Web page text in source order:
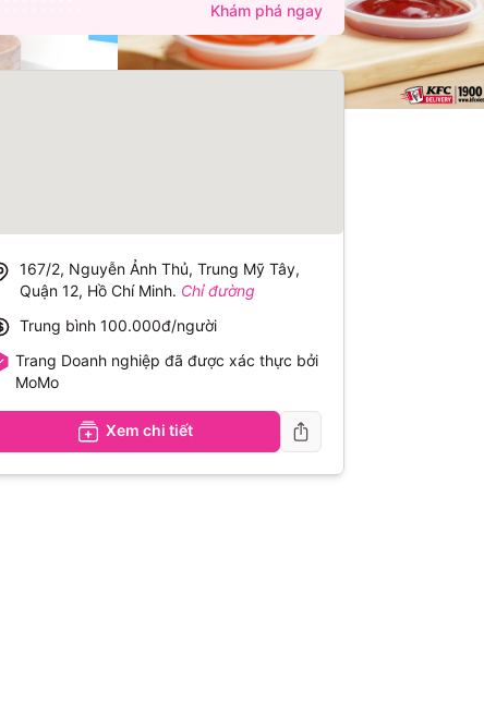
167/2, Nguyễn Ảnh Thủ, Trung Mỹ Tây,
Quận 12, Hồ Chí Minh. Chỉ đường
Trung bình 100.000đ/người
Trang Doanh nghiệp đã được xác thực bởi
MoMo
Xem chi tiết
Khám phá ngay